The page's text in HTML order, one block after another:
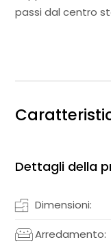
passi dal centro
Dettagli della
Dimensioni:
Arredamento: